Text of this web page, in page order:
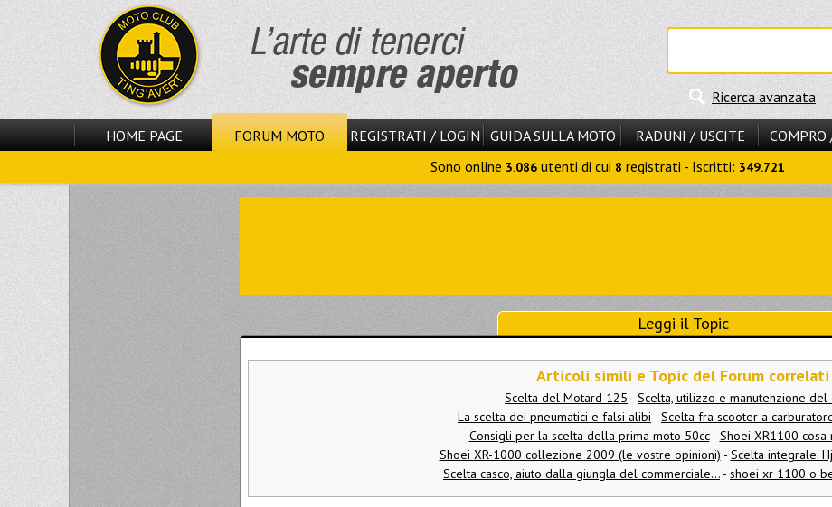
Ricerca avanzata
HOME PAGE FORUM MOTO REGISTRATI / LOGIN GUIDA SULLA MOTO RADUNI / USCITE
COMPRO
Sono online 3.086 utenti di cui 8 registrati - Iscritti: 349.721
Leggi il Topic
Articoli simili e Topic del Forum correlati
Scelta del Motard 125 - Scelta, utilizzo e manutenzione del
La scelta dei pneumatici e falsi alibi - Scelta fra scooter a
Consigli per la scelta della prima moto 50cc- Shoei XR1100 cosa
Shoei XR-1000 collezione 2009 (le vostre opinioni) - Scelta integrale:
Scelta casco, aiuto dalla giungla del commerciale... - shoei xr 1100 o